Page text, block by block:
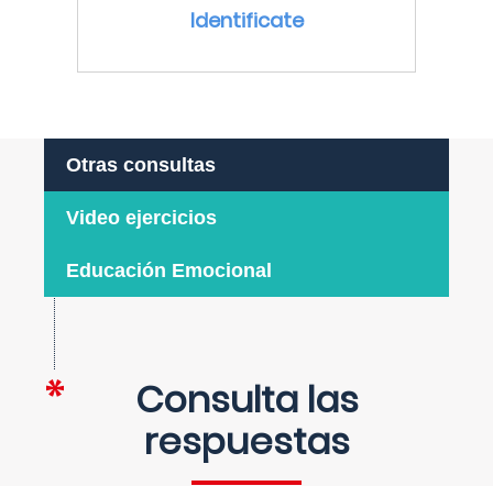
Identificate
Otras consultas
Video ejercicios
Educación Emocional
Consulta las
respuestas